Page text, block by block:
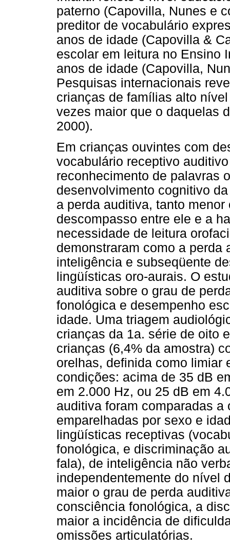
paterno (Capovilla, Nunes e
preditor de vocabulário
anos de idade (Capovilla &
escolar em leitura no Ensino
anos de idade (Capovilla,
Pesquisas internacionais
crianças de famílias alto
vezes maior que o daquelas
2000).
Em crianças ouvintes com
vocabulário receptivo
reconhecimento de palavras
desenvolvimento cognitivo
a perda auditiva, tanto
descompasso entre ele e a
necessidade de leitura
demonstraram como a perda
inteligência e subseqüente
lingüísticas oro-aurais. O
auditiva sobre o grau de
fonológica e desempenho
idade. Uma triagem
crianças da 1a. série de oito
crianças (6,4% da amostra)
orelhas, definida como limiar
condições: acima de 35 dB
em 2.000 Hz, ou 25 dB em
auditiva foram comparadas
emparelhadas por sexo e
lingüísticas receptivas
fonológica, e discriminação
fala), de inteligência não
independentemente do nível
maior o grau de perda
consciência fonológica, a
maior a incidência de
omissões articulatórias.